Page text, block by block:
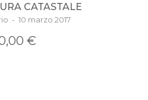
CATASTALE
- 10 marzo 2017
€